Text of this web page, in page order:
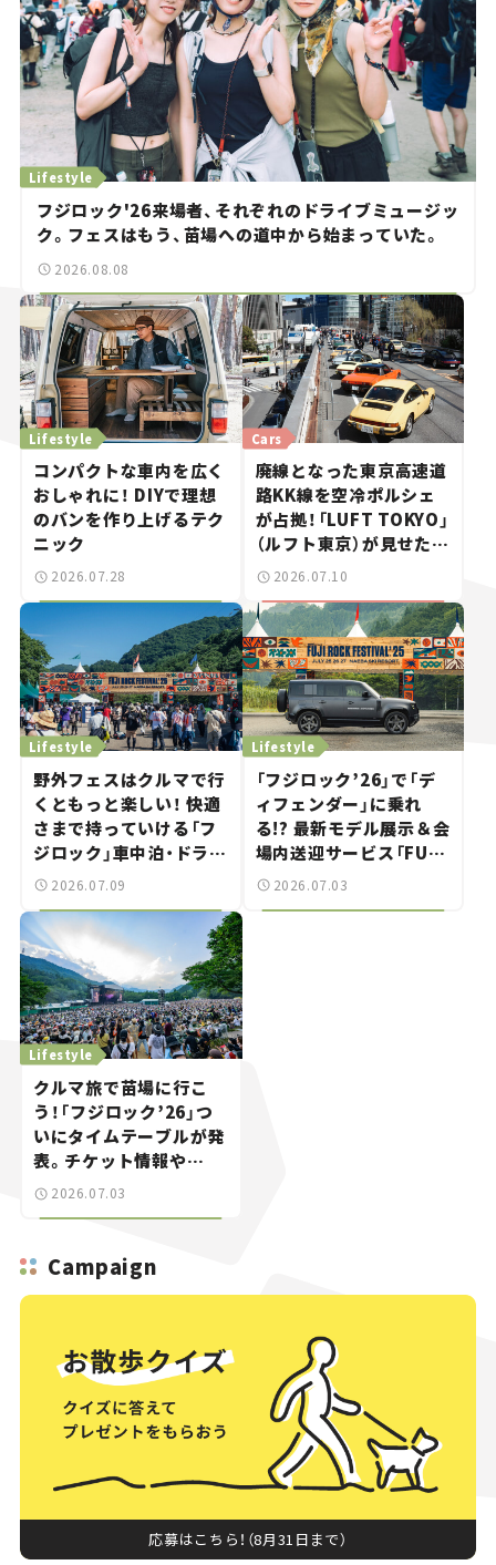
Lifestyle
フジロック'26来場者、それぞれのドライブミュージッ
ク。フェスはもう、苗場への道中から始まっていた。
2026.08.08
Lifestyle
コンパクトな車内を広く
おしゃれに！ DIYで理想
のバンを作り上げるテク
ニック
2026.07.28
Cars
廃線となった東京高速道
路KK線を空冷ポルシェ
が占拠！「LUFT TOKYO」
（ルフト東京）が見せた奇
跡の一日——ハッサンの
信 #2
2026.07.10
Lifestyle
野外フェスはクルマで行
くともっと楽しい！ 快適
さまで持っていける「フ
ジロック」車中泊・ドライ
ブガイド。
2026.07.09
Lifestyle
「フジロック’26」で「デ
ィフェンダー」に乗れ
る!? 最新モデル展示＆会
場内送迎サービス「FUJI
ROCK go round」で冒
2026.07.03
Lifestyle
クルマ旅で苗場に行こ
う！「フジロック’26」つ
いにタイムテーブルが発
表。チケット情報や
GREEN STAGEの出演ア
2026.07.03
Campaign
応募はこちら！（8月31日まで）